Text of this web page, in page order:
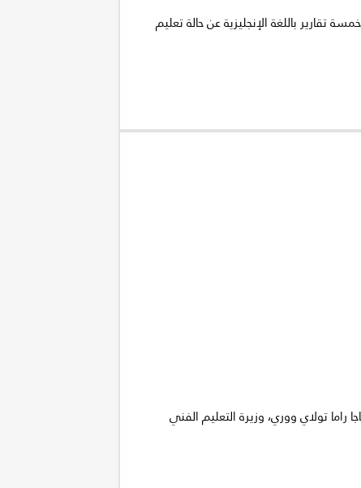
تقارير باللغة الإنجليزية عن حالة تعليم
راما تولاي ووري، وزيرة التعليم الفني